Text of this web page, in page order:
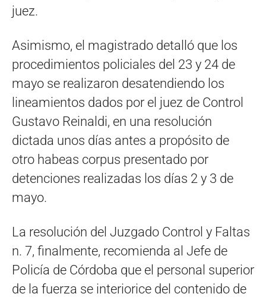
juez.
Asimismo, el magistrado detalló que los
procedimientos policiales del 23 y 24 de
mayo se realizaron desatendiendo los
lineamientos dados por el juez de Control
Gustavo Reinaldi, en una resolución
dictada unos días antes a propósito de
otro habeas corpus presentado por
detenciones realizadas los días 2 y 3 de
mayo.
La resolución del Juzgado Control y Faltas
n. 7, finalmente, recomienda al Jefe de
Policía de Córdoba que el personal superior
de la fuerza se interiorice del contenido de